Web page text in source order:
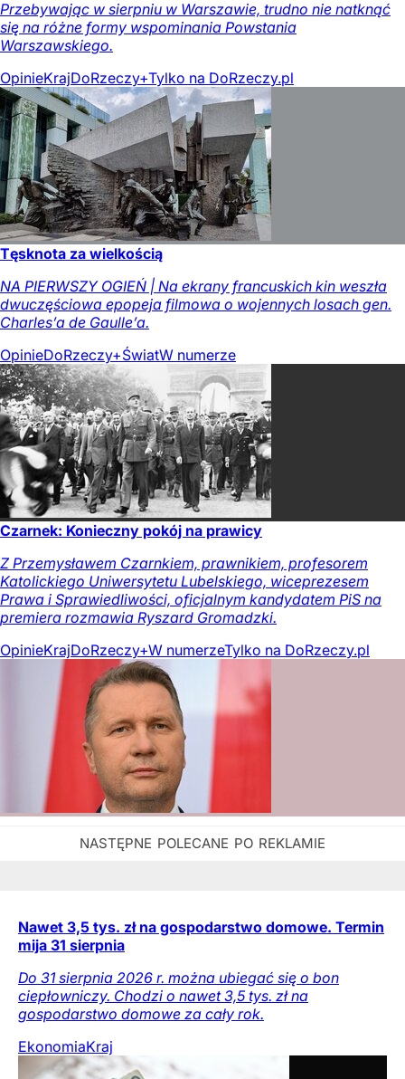
Przebywając w sierpniu w Warszawie, trudno nie natknąć
się na różne formy wspominania Powstania
Warszawskiego.
OpinieKrajDoRzeczy+Tylko na DoRzeczy.pl
Tęsknota za wielkością
NA PIERWSZY OGIEŃ | Na ekrany francuskich kin weszła
dwuczęściowa epopeja filmowa o wojennych losach gen.
Charles’a de Gaulle’a.
OpinieDoRzeczy+ŚwiatW numerze
Czarnek: Konieczny pokój na prawicy
Z Przemysławem Czarnkiem, prawnikiem, profesorem
Katolickiego Uniwersytetu Lubelskiego, wiceprezesem
Prawa i Sprawiedliwości, oficjalnym kandydatem PiS na
premiera rozmawia Ryszard Gromadzki.
OpinieKrajDoRzeczy+W numerzeTylko na DoRzeczy.pl
Nawet 3,5 tys. zł na gospodarstwo domowe. Termin
mija 31 sierpnia
Do 31 sierpnia 2026 r. można ubiegać się o bon
ciepłowniczy. Chodzi o nawet 3,5 tys. zł na
gospodarstwo domowe za cały rok.
EkonomiaKraj